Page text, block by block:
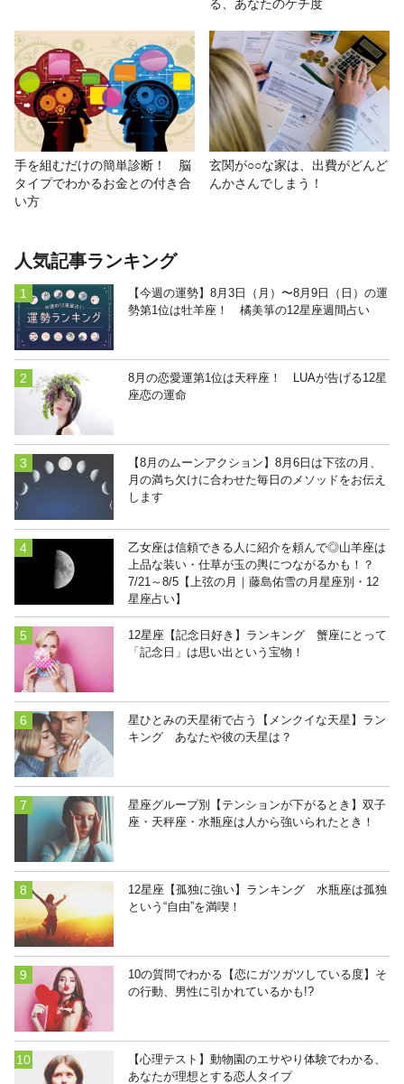
る、あなたのケチ度
手を組むだけの簡単診断！ 脳
タイプでわかるお金との付き合
い方
玄関が○○な家は、出費がどんど
んかさんでしまう！
人気記事ランキング
【今週の運勢】8月3日（月）〜8月9日（日）の運
勢第1位は牡羊座！ 橘美箏の12星座週間占い
8月の恋愛運第1位は天秤座！ LUAが告げる12星
座恋の運命
【8月のムーンアクション】8月6日は下弦の月、
月の満ち欠けに合わせた毎日のメソッドをお伝え
します
乙女座は信頼できる人に紹介を頼んで◎山羊座は
上品な装い・仕草が玉の輿につながるかも！？
7/21～8/5【上弦の月｜藤島佑雪の月星座別・12
星座占い】
12星座【記念日好き】ランキング 蟹座にとって
「記念日」は思い出という宝物！
星ひとみの天星術で占う【メンクイな天星】ラン
キング あなたや彼の天星は？
星座グループ別【テンションが下がるとき】双子
座・天秤座・水瓶座は人から強いられたとき！
12星座【孤独に強い】ランキング 水瓶座は孤独
という“自由”を満喫！
10の質問でわかる【恋にガツガツしている度】そ
の行動、男性に引かれているかも!?
【心理テスト】動物園のエサやり体験でわかる、
あなたが理想とする恋人タイプ